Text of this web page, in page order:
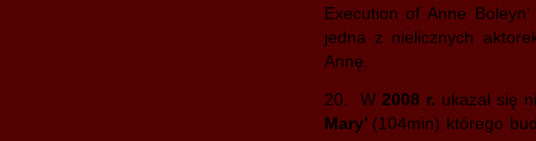
Execution of Anne
jedna z nielicznych
Annę.
20. W2008 r. ukazał się
Mary’ (104min) którego